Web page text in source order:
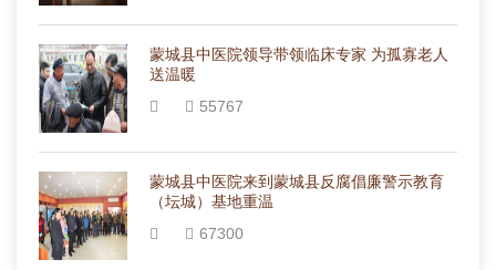
蒙城县中医院领导带领临床专家 为孤寡老人
送温暖
55767
蒙城县中医院来到蒙城县反腐倡廉警示教育
（坛城）基地重温
67300